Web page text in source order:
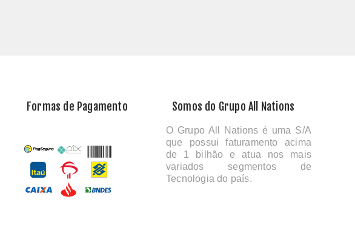
Formas de Pagamento Somos do Grupo All Nations
O Grupo All Nations é uma S/A
que possui faturamento acima
de 1 bilhão e atua nos mais
variados segmentos de
Tecnologia do país.